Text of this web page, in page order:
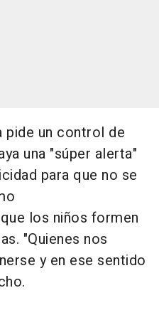
pide un control de
una "súper alerta"
para que no se
los niños formen
"Quienes nos
y en ese sentido